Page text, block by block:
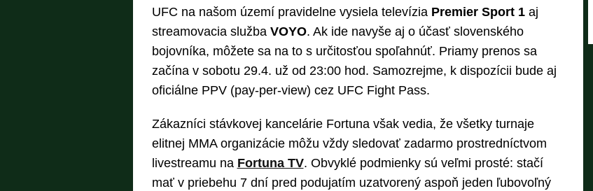
UFC na našom území pravidelne vysiela televízia Premier Sport 1aj
streamovacia služba VOYO. Ak ide navyše aj o účasť slovenského
bojovníka, môžete sa na to s určitosťou spoľahnúť. Priamy prenos sa
začína v sobotu 29.4. už od 23:00 hod. Samozrejme, k dispozícii bude aj
oficiálne PPV (pay-per-view) cez UFC Fight Pass.
Zákazníci stávkovej kancelárie Fortuna však vedia, že všetky turnaje
elitnej MMA organizácie môžu vždy sledovať zadarmo prostredníctvom
livestreamu na Fortuna TV. Obvyklé podmienky sú veľmi prosté: stačí
mať v priebehu 7 dní pred podujatím uzatvorený aspoň jeden ľubovoľný